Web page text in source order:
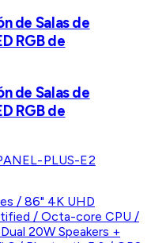
de Salas de
RGB de
de Salas de
RGB de
PLUS-E2